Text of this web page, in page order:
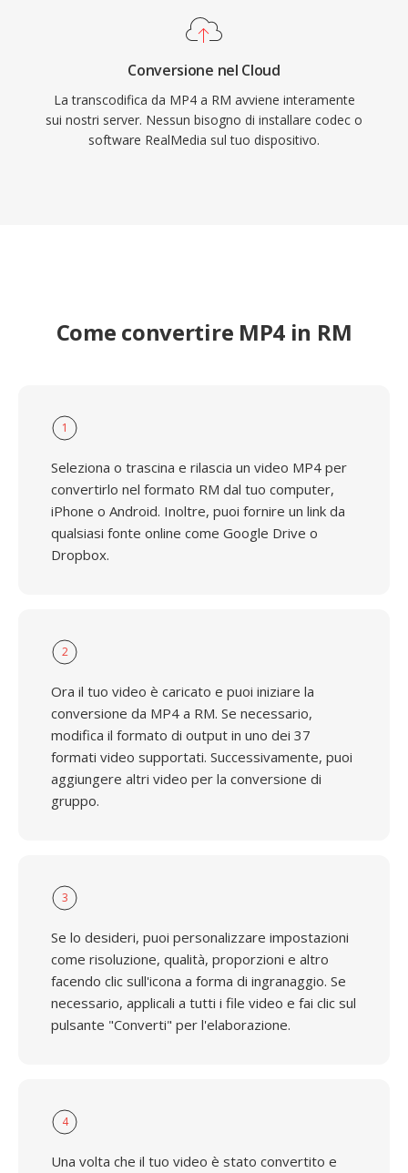
durante il suo periodo di massima diffusione.
Conversione nel Cloud
La transcodifica da MP4 a RM avviene interamente
sui nostri server. Nessun bisogno di installare codec o
software RealMedia sul tuo dispositivo.
Come convertire MP4 in RM
1
Seleziona o trascina e rilascia un video MP4 per
convertirlo nel formato RM dal tuo computer,
iPhone o Android. Inoltre, puoi fornire un link da
qualsiasi fonte online come Google Drive o
Dropbox.
2
Ora il tuo video è caricato e puoi iniziare la
conversione da MP4 a RM. Se necessario,
modifica il formato di output in uno dei 37
formati video supportati. Successivamente, puoi
aggiungere altri video per la conversione di
gruppo.
3
Se lo desideri, puoi personalizzare impostazioni
come risoluzione, qualità, proporzioni e altro
facendo clic sull'icona a forma di ingranaggio. Se
necessario, applicali a tutti i file video e fai clic sul
pulsante "Converti" per l'elaborazione.
4
Una volta che il tuo video è stato convertito e